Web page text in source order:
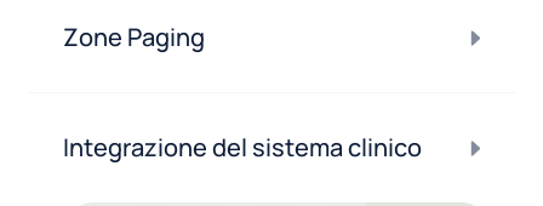
Zone Paging
Integrazione del sistema clinico